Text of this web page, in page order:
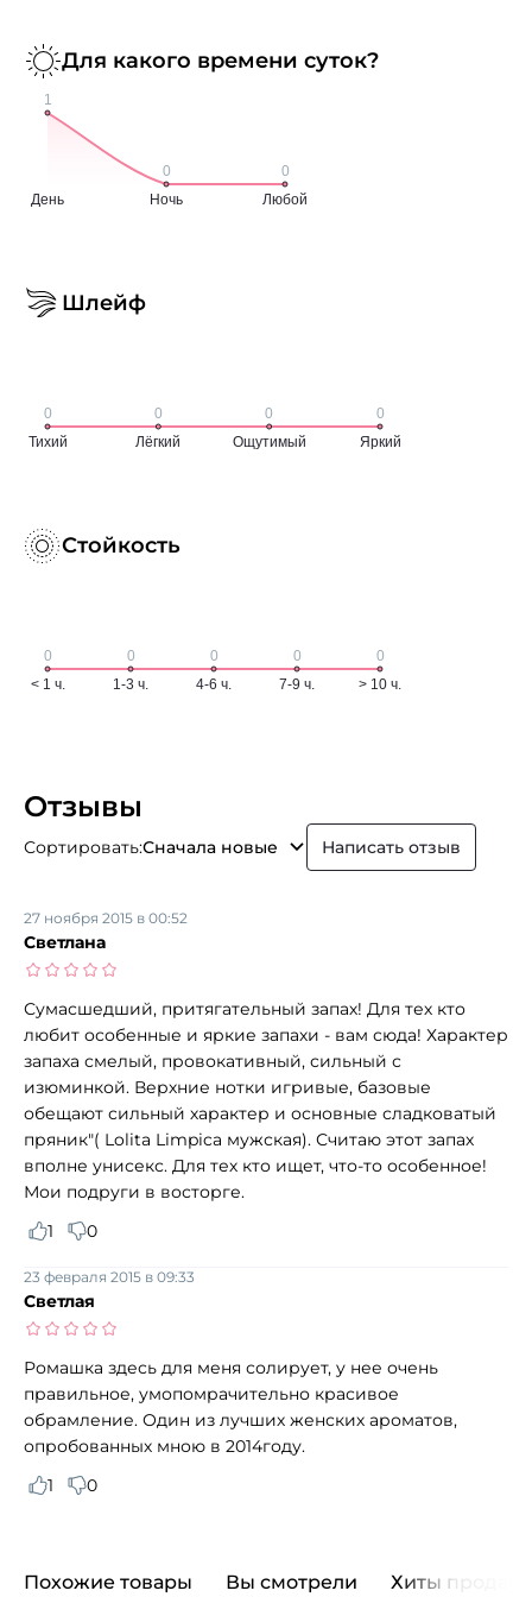
Для какого времени суток?
Шлейф
Стойкость
Отзывы
Сортировать:Сначала новые Написать отзыв
Светлана
27 ноября 2015 в 00:52
Сумасшедший, притягательный запах! Для тех кто
любит особенные и яркие запахи - вам сюда! Характер
запаха смелый, провокативный, сильный с
изюминкой. Верхние нотки игривые, базовые
обещают сильный характер и основные сладковатый
пряник"( Lolita Limpica мужская). Считаю этот запах
вполне унисекс. Для тех кто ищет, что-то особенное!
Мои подруги в восторге.
1
0
Светлая
23 февраля 2015 в 09:33
Ромашка здесь для меня солирует, у нее очень
правильное, умопомрачительно красивое
обрамление. Один из лучших женских ароматов,
опробованных мною в 2014году.
1
0
Похожие товары Вы смотрели Хиты продаж